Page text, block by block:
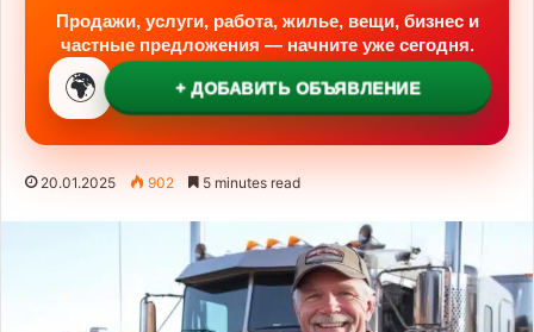
Продажи, услуги, работа, жилье, вещи, бизнес и
частные предложения — начните уже сегодня.
🌍 + ДОБАВИТЬ ОБЪЯВЛЕНИЕ
20.01.2025 902 5 minutes read